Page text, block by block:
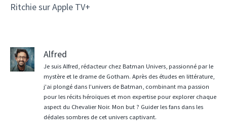
Ritchie sur Apple TV+
Alfred
Je suis Alfred, rédacteur chez Batman Univers, passionné par le
mystère et le drame de Gotham. Après des études en littérature,
j'ai plongé dans l’univers de Batman, combinant ma passion
pour les récits héroïques et mon expertise pour explorer chaque
aspect du Chevalier Noir. Mon but ? Guider les fans dans les
dédales sombres de cet univers captivant.